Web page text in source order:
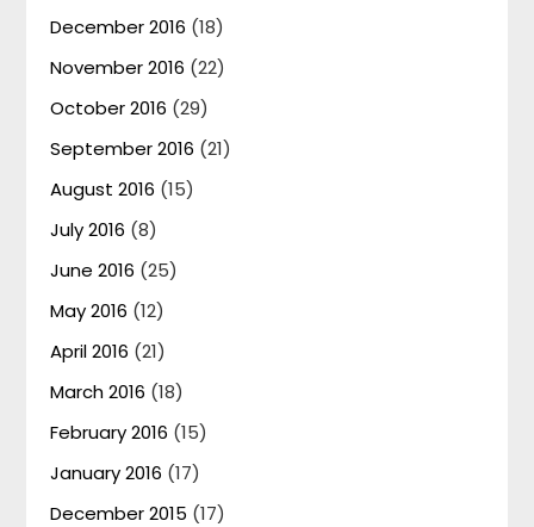
December 2016 (18)
November 2016 (22)
October 2016 (29)
September 2016 (21)
August 2016 (15)
July 2016 (8)
June 2016 (25)
May 2016 (12)
April 2016 (21)
March 2016 (18)
February 2016 (15)
January 2016 (17)
December 2015 (17)